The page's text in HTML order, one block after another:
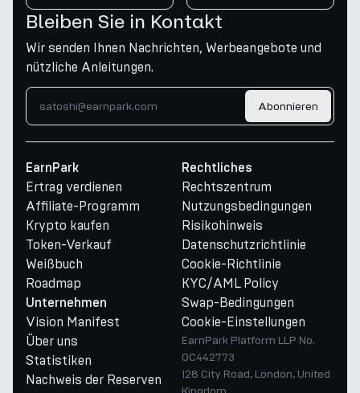
Bleiben Sie in Kontakt
Wir senden Ihnen Nachrichten, Werbeangebote und
nützliche Anleitungen.
Abonnieren
EarnPark
Ertrag verdienen
Affiliate-Programm
Krypto kaufen
Token-Verkauf
Weißbuch
Roadmap
Unternehmen
Vision Manifest
Über uns
Statistiken
Nachweis der Reserven
Rechtliches
Rechtszentrum
Nutzungsbedingungen
Risikohinweis
Datenschutzrichtlinie
Cookie-Richtlinie
KYC/AML Policy
Swap-Bedingungen
Cookie-Einstellungen
EarnPark Platform LLP No.
OC442773
128 City Road, London, United